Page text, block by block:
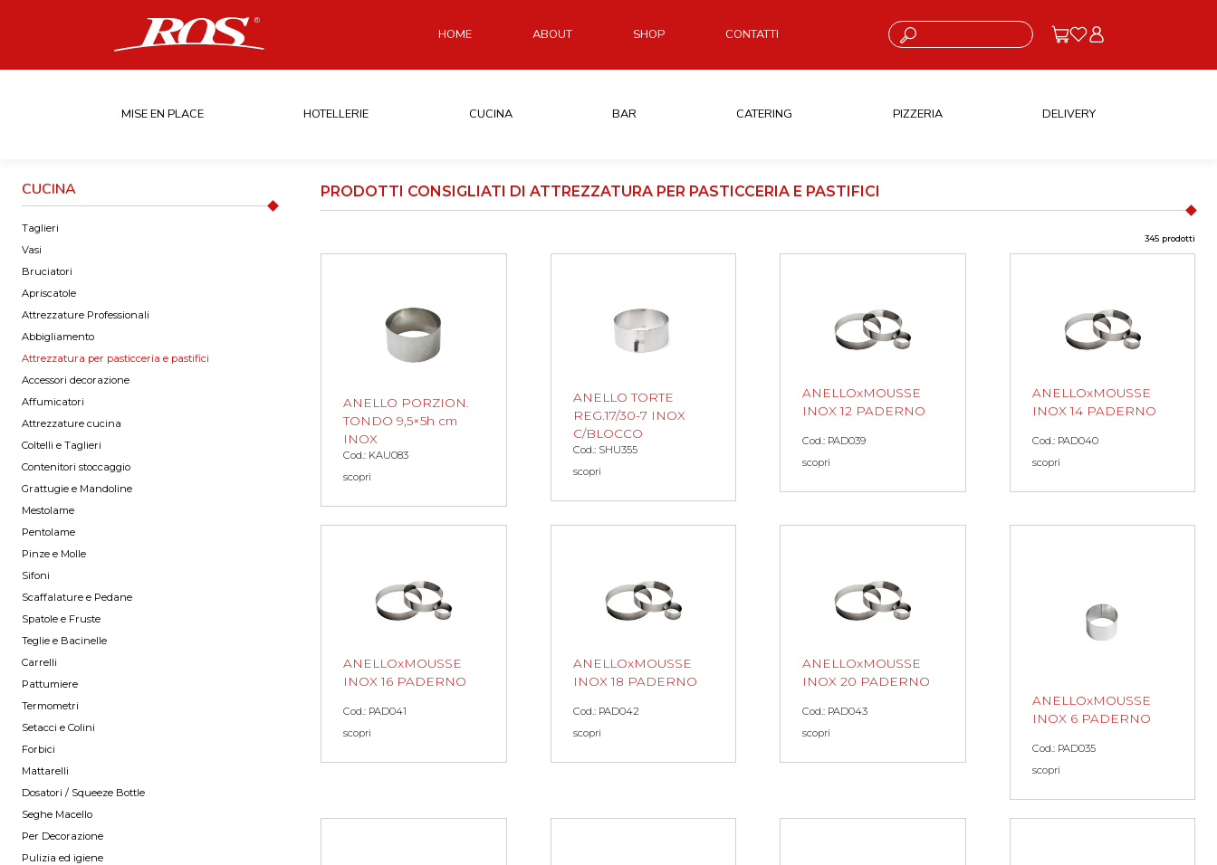
HOME ABOUT SHOP CONTATTI Cosa stai cercando?
MISE EN PLACE HOTELLERIE CUCINA BAR CATERING PIZZERIA DELIVERY
CUCINA
Taglieri
Vasi
Bruciatori
Apriscatole
Attrezzature Professionali
Abbigliamento
Attrezzatura per pasticceria e pastifici
Accessori decorazione
Affumicatori
Attrezzature cucina
Coltelli e Taglieri
Contenitori stoccaggio
Grattugie e Mandoline
Mestolame
Pentolame
Pinze e Molle
Sifoni
Scaffalature e Pedane
Spatole e Fruste
Teglie e Bacinelle
Carrelli
Pattumiere
Termometri
Setacci e Colini
Forbici
Mattarelli
Dosatori / Squeeze Bottle
Seghe Macello
Per Decorazione
Pulizia ed igiene
PRODOTTI CONSIGLIATI DI ATTREZZATURA PER PASTICCERIA E PASTIFICI
345 prodotti
ANELLO PORZION.
TONDO 9,5×5h cm
INOX
Cod.: KAU083
scopri
ANELLO TORTE
REG.17/30-7 INOX
C/BLOCCO
Cod.: SHU355
scopri
ANELLOxMOUSSE
INOX 12 PADERNO
Cod.: PAD039
scopri
ANELLOxMOUSSE
INOX 14 PADERNO
Cod.: PAD040
scopri
ANELLOxMOUSSE
INOX 16 PADERNO
Cod.: PAD041
scopri
ANELLOxMOUSSE
INOX 18 PADERNO
Cod.: PAD042
scopri
ANELLOxMOUSSE
INOX 20 PADERNO
Cod.: PAD043
scopri
ANELLOxMOUSSE
INOX 6 PADERNO
Cod.: PAD035
scopri